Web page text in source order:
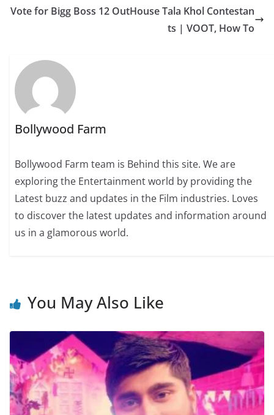
Vote for Bigg Boss 12 OutHouse Tala Khol Contestan
ts | VOOT, How To
Bollywood Farm
Bollywood Farm team is Behind this site. We are
exploring the Entertainment world by providing the
Latest buzz and updates in the Film industries. Loves
to discover the latest updates and information around
us in a glamorous world.
You May Also Like